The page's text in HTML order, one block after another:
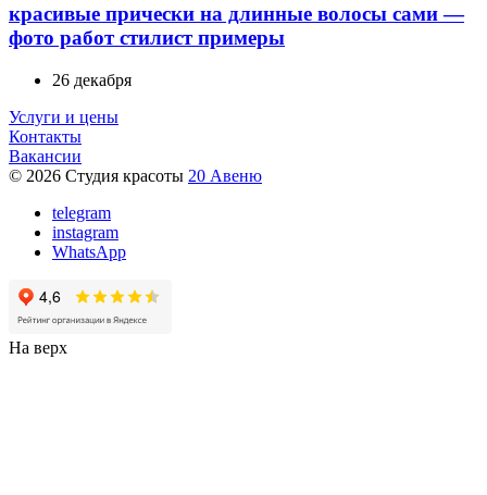
красивые прически на длинные волосы сами —
фото работ стилист примеры
26 декабря
Услуги и цены
Контакты
Вакансии
© 2026 Студия красоты 20 Авеню
telegram
instagram
WhatsApp
На верх